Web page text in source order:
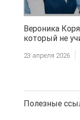
Вероника
который не
23 апреля 2026
Полезные